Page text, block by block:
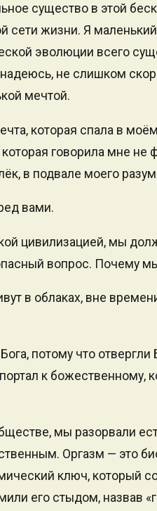
существо в этой
сети жизни. Я
эволюции всего
не слишком
мечтой.
которая спала в
говорила мне не
в подвале моего
вами.
цивилизацией, мы
вопрос. Почему
в облаках, вне
потому что
к божественному,
мы разорвали
Оргазм — это
ключ, который
его стыдом, назвав